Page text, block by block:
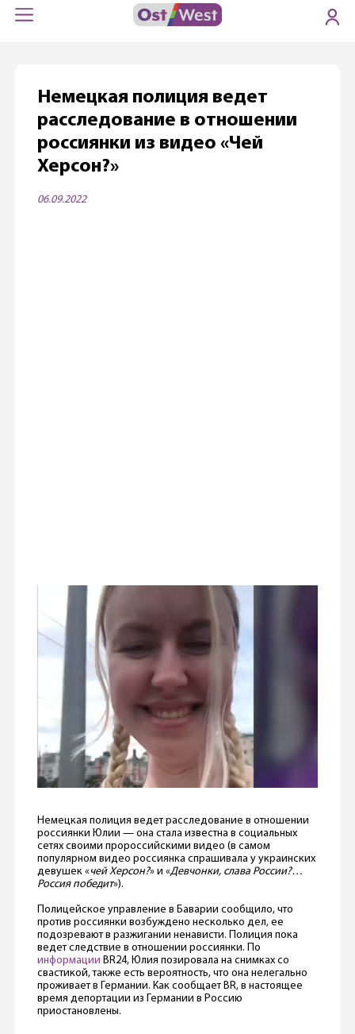
Немецкая полиция ведет
расследование в отношении
россиянки из видео «Чей
Херсон?»
06.09.2022
Немецкая полиция ведет расследование в отношении
россиянки Юлии — она стала известна в социальных
сетях своими пророссийскими видео (в самом
популярном видео россиянка спрашивала у украинских
девушек «чей Херсон?» и «Девчонки, слава России?…
Россия победит»).
Полицейское управление в Баварии сообщило, что
против россиянки возбуждено несколько дел, ее
подозревают в разжигании ненависти. Полиция пока
ведет следствие в отношении россиянки. По
информации BR24, Юлия позировала на снимках со
свастикой, также есть вероятность, что она нелегально
проживает в Германии. Как сообщает BR, в настоящее
время депортации из Германии в Россию
приостановлены.